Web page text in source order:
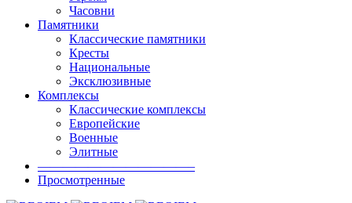
Часовни
Памятники
Классические памятники
Кресты
Национальные
Эксклюзивные
Комплексы
Классические комплексы
Европейские
Военные
Элитные
————————————–
Просмотренные